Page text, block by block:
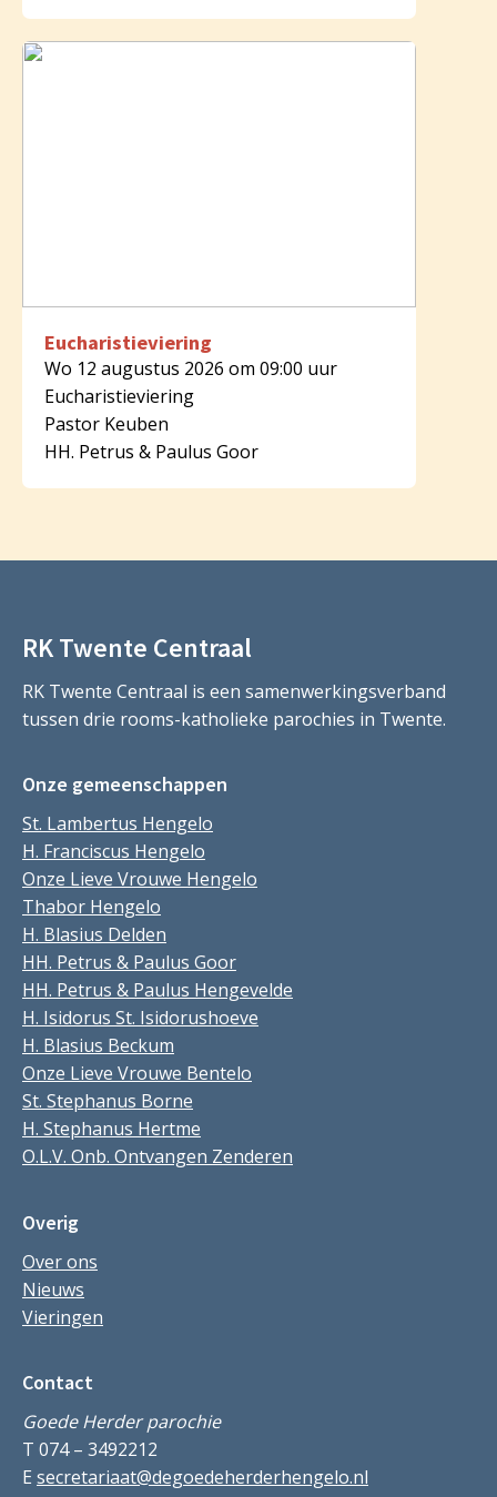
Eucharistieviering
Wo 12 augustus 2026 om 09:00 uur
Eucharistieviering
Pastor Keuben
HH. Petrus & Paulus Goor
RK Twente Centraal
RK Twente Centraal is een samenwerkingsverband
tussen drie rooms-katholieke parochies in Twente.
Onze gemeenschappen
St. Lambertus Hengelo
H. Franciscus Hengelo
Onze Lieve Vrouwe Hengelo
Thabor Hengelo
H. Blasius Delden
HH. Petrus & Paulus Goor
HH. Petrus & Paulus Hengevelde
H. Isidorus St. Isidorushoeve
H. Blasius Beckum
Onze Lieve Vrouwe Bentelo
St. Stephanus Borne
H. Stephanus Hertme
O.L.V. Onb. Ontvangen Zenderen
Overig
Over ons
Nieuws
Vieringen
Contact
Goede Herder parochie
T 074 – 3492212
E secretariaat@degoedeherderhengelo.nl